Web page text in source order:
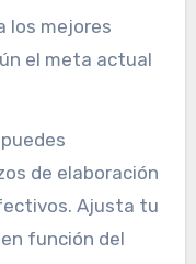
los mejores
el meta actual
de elaboración
Ajusta tu
función del